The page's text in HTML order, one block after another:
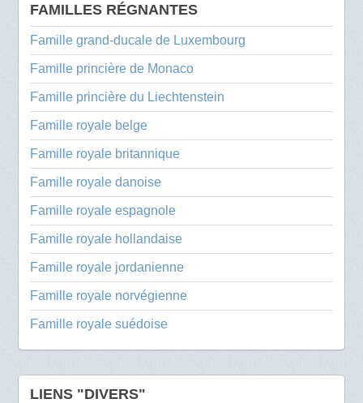
FAMILLES RÉGNANTES
Famille grand-ducale de Luxembourg
Famille princière de Monaco
Famille princière du Liechtenstein
Famille royale belge
Famille royale britannique
Famille royale danoise
Famille royale espagnole
Famille royale hollandaise
Famille royale jordanienne
Famille royale norvégienne
Famille royale suédoise
LIENS "DIVERS"